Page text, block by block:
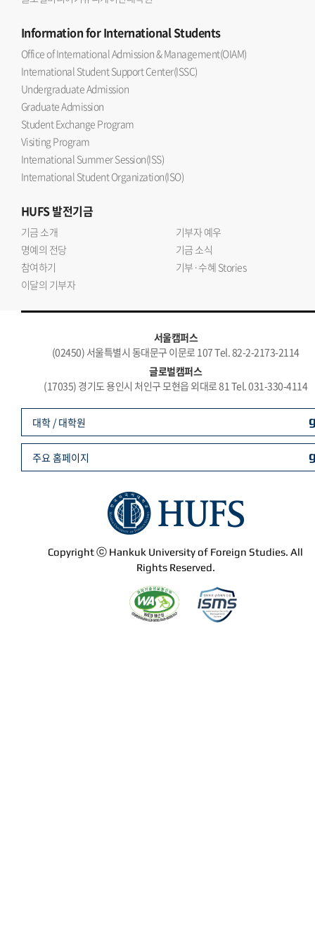
Informationfor International Students
Office of International Admission & Management(OIAM)
International Student Support Center(ISSC)
Undergraduate Admission
Graduate Admission
Student Exchange Program
Visiting Program
International Summer Session(ISS)
International Student Organization(ISO)
HUFS발전기금
기금 소개
기부자 예우
명예의 전당
기금 소식
참여하기
기부·수혜 Stories
이달의 기부자
서울캠퍼스
(02450) 서울특별시 동대문구 이문로 107 Tel. 82-2-2173-2114
글로벌캠퍼스
(17035) 경기도 용인시 처인구 모현읍 외대로 81 Tel. 031-330-4114
Copyright ⓒ Hankuk University of Foreign Studies. All
Rights Reserved.
대학 / 대학원
주요 홈페이지